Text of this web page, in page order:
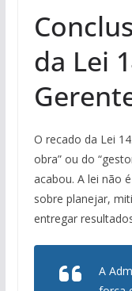
da Lei
O recado da Lei
obra” ou do
acabou. A lei não
sobre planejar,
entregar
A